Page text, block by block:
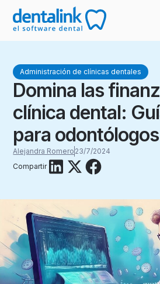
Novedades IA
Planes
Sobre nosotros
Blog
Recursos
Ingresar
Solicita tu
Administración de clínicas dentales
Domina las
clínica dental:
para odontólogos
Alejandra Romero 23/7/2024
Compartir